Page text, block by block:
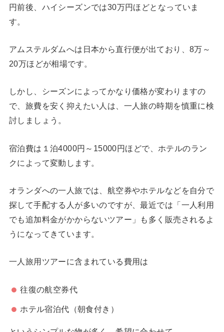
円前後、ハイシーズンでは30万円ほどとなっていま
す。
アムステルダムへは日本から直行便が出ており、8万～
20万ほどが相場です。
しかし、シーズンによってかなり価格が変わりますの
で、旅費を安く抑えたい人は、一人旅の時期を慎重に検
討しましょう。
宿泊費は１泊4000円～15000円ほどで、ホテルのラン
クによって変動します。
オランダへの一人旅では、航空券やホテルなどを自分で
探して手配する人が多いのですが、最近では「一人利用
でも追加料金がかからないツアー」も多く販売されるよ
うになってきています。
一人旅用ツアーに含まれている費用は
往復の航空券代
ホテル宿泊代（朝食付き）